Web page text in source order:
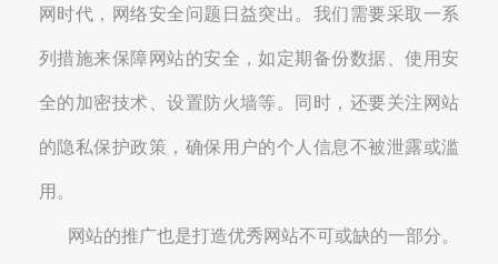
网时代，网络安全问题日益突出。我们需要采取一系
列措施来保障网站的安全，如定期备份数据、使用安
全的加密技术、设置防火墙等。同时，还要关注网站
的隐私保护政策，确保用户的个人信息不被泄露或滥
用。
网站的推广也是打造优秀网站不可或缺的一部分。